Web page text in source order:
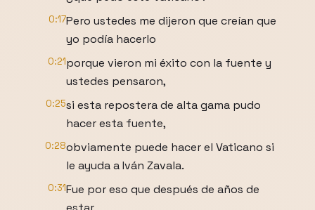
0:17Pero ustedes me dijeron que creían que
yo podía hacerlo
0:21porque vieron mi éxito con la fuente y
ustedes pensaron,
0:25si esta repostera de alta gama pudo
hacer esta fuente,
0:28obviamente puede hacer el Vaticano si
le ayuda a Iván Zavala.
0:31Fue por eso que después de años de